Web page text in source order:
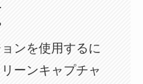
ンを使用するに
ーンキャプチャ